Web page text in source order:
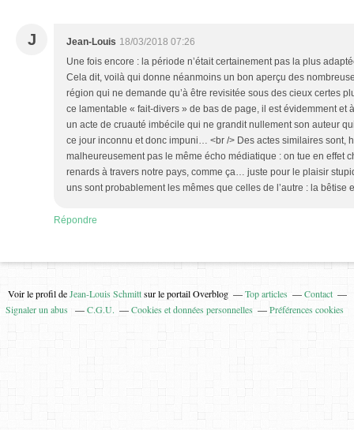
J Jean-Louis 18/03/2018 07:26
Une fois encore : la période n’était certainement pas la plus
Cela dit, voilà qui donne néanmoins un bon aperçu des
région qui ne demande qu’à être revisitée sous des cieux certes
ce lamentable « fait-divers » de bas de page, il est évidemment et
un acte de cruauté imbécile qui ne grandit nullement son auteur
ce jour inconnu et donc impuni… <br /> Des actes similaires sont,
malheureusement pas le même écho médiatique : on tue en effet
renards à travers notre pays, comme ça… juste pour le plaisir
uns sont probablement les mêmes que celles de l’autre : la bêtise
Répondre
Voir le profil deJean-Louis Schmittsur le portail Overblog Top articles
Contact
Signaler un abus
C.G.U. Cookies et données personnelles Préférences cookies